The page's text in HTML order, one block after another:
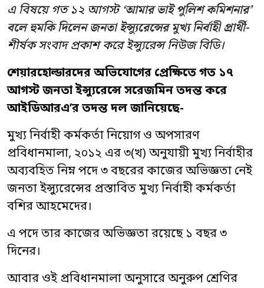
এ বিষয়ে গত ১২ আগস্ট‘আমার ভাই পুলিশ কমিশনার’
বলে হুমকি দিলেন জনতা ইন্স্যুরেন্সের মুখ্য নির্বাহী প্রার্থী-
শীর্ষক সংবাদ প্রকাশ করে ইন্স্যুরেন্স নিউজ বিডি।
শেয়ারহোল্ডারদের অভিযোগের প্রেক্ষিতে গত ১৭
আগস্ট জনতা ইন্স্যুরেন্সে সরেজমিন তদন্ত করে
আইডিআরএ’র তদন্ত দল জানিয়েছে-
মুখ্য নির্বাহী কর্মকর্তা নিয়োগ ও অপসারণ
প্রবিধানমালা, ২০১২ এর ৩(খ) অনুযায়ী মুখ্য নির্বাহীর
অব্যবহিত নিম্ন পদে ৩ বছরের কাজের অভিজ্ঞতা নেই
জনতা ইন্স্যুরেন্সের প্রস্তাবিত মুখ্য নির্বাহী কর্মকর্তা
বশির আহমেদের।
এ পদে তার কাজের অভিজ্ঞতা রয়েছে ১ বছর ৩
দিনের।
আবার ওই প্রবিধানমালা অনুসারে অনুরুপ শ্রেণির